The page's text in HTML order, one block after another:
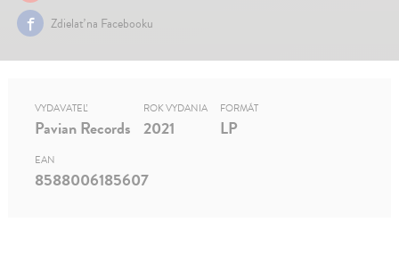
Zdielať na Facebooku
VYDAVATEĽ
Pavian Records
ROK VYDANIA
2021
FORMÁT
LP
EAN
8588006185607